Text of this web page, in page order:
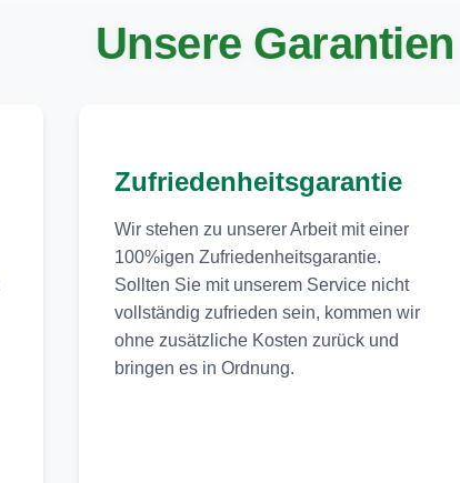
Unsere Garantien
Zufriedenheitsgarantie
Wir stehen zu unserer Arbeit mit einer
100%igen Zufriedenheitsgarantie.
Sollten Sie mit unserem Service nicht
vollständig zufrieden sein, kommen wir
ohne zusätzliche Kosten zurück und
bringen es in Ordnung.